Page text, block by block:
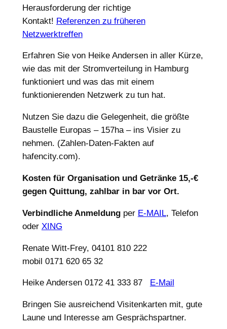
Herausforderung der richtige
Kontakt! Referenzen zu früheren
Netzwerktreffen
Erfahren Sie von Heike Andersen in aller Kürze,
wie das mit der Stromverteilung in Hamburg
funktioniert und was das mit einem
funktionierenden Netzwerk zu tun hat.
Nutzen Sie dazu die Gelegenheit, die größte
Baustelle Europas – 157ha – ins Visier zu
nehmen. (Zahlen-Daten-Fakten auf
hafencity.com).
Kosten für Organisation und Getränke15,-€
gegen Quittung, zahlbar in bar vor Ort.
Verbindliche Anmeldungper E-MAIL, Telefon
oder XING
Renate Witt-Frey, 04101 810 222
mobil 0171 620 65 32
Heike Andersen 0172 41 333 87 E-Mail
Bringen Sie ausreichend Visitenkarten mit, gute
Laune und Interesse am Gesprächspartner.